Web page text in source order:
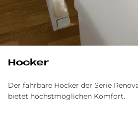
Hocker
Der fahrbare Hocker der Serie
bietet höchstmöglichen Komfort.